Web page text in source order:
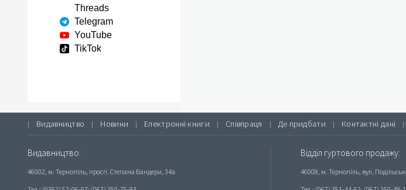
Threads
Telegram
YouTube
TikTok
| Видавництво | Новини | Електронні книги | Співпраця | Де придбати | Контактні дані |
Видавництво:
46002, м. Тернопіль, просп. Степана Бандери, 34а
Відділ гуртового продажу:
46008, м. Тернопіль, вул.